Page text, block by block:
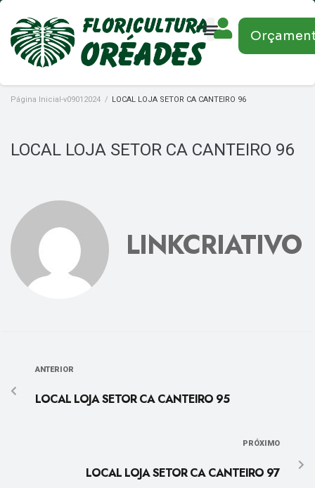
Página Inicial-v09012024 / LOCAL LOJA SETOR CA CANTEIRO 96
LOCAL LOJA SETOR CA CANTEIRO 96
LINKCRIATIVO
ANTERIOR
LOCAL LOJA SETOR CA CANTEIRO 95
PRÓXIMO
LOCAL LOJA SETOR CA CANTEIRO 97